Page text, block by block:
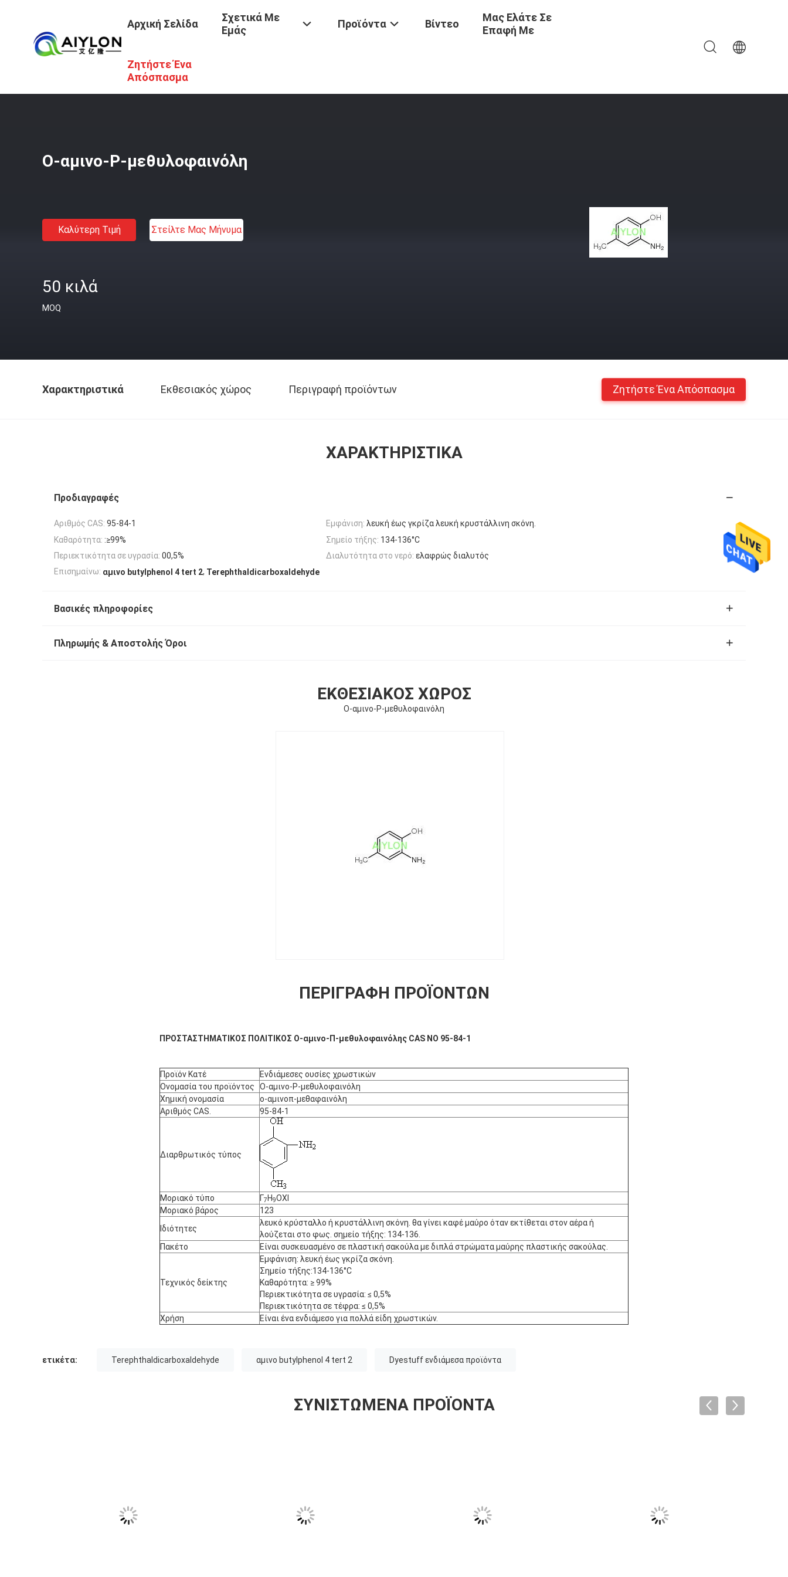
Αρχική Σελίδα
Σχετικά Με
Εμάς
Προϊόντα Βίντεο
Μας Ελάτε Σε
Επαφή Με
Ζητήστε Ένα
Απόσπασμα
Προϊόντα / Χρωστική Ουσία Ενδιάμεσα Προϊόντα
Ο-αμινο-P-μεθυλοφαινόλη
Καλύτερη Τιμή Στείλτε Μας Μήνυμα
50 κιλά
MOQ
Χαρακτηριστικά Εκθεσιακός χώρος Περιγραφή προϊόντων Ζητήστε Ένα Απόσπασμα
ΧΑΡΑΚΤΗΡΙΣΤΙΚΆ
Προδιαγραφές
Αριθμός CAS: 95-84-1 Εμφάνιση: λευκή έως γκρίζα λευκή κρυστάλλινη σκόνη.
Καθαρότητα: :≥99% Σημείο τήξης: 134-136°C
Περιεκτικότητα σε υγρασία: 00,5% Διαλυτότητα στο νερό: ελαφρώς διαλυτός
Επισημαίνω: αμινο butylphenol 4 tert 2, Terephthaldicarboxaldehyde
Βασικές πληροφορίες
Πληρωμής & Αποστολής Όροι
ΕΚΘΕΣΙΑΚΌΣ ΧΏΡΟΣ
Ο-αμινο-P-μεθυλοφαινόλη
ΠΕΡΙΓΡΑΦΉ ΠΡΟΪΌΝΤΩΝ
ΠΡΟΣΤΑΣΤΗΜΑΤΙΚΟΣ ΠΟΛΙΤΙΚΟΣ Ο-αμινο-Π-μεθυλοφαινόλης CAS NO 95-84-1
Προϊόν Κατέ
Ενδιάμεσες ουσίες χρωστικών
Ονομασία του προϊόντος
Ο-αμινο-P-μεθυλοφαινόλη
Χημική ονομασία
ο-αμινοπ-μεθαφαινόλη
Αριθμός CAS.
95-84-1
Διαρθρωτικός τύπος
Μοριακό τύπο Γ7 H9ΟΧΙ
Μοριακό βάρος
123
Ιδιότητες
λευκό κρύσταλλο ή κρυστάλλινη σκόνη. θα γίνει καφέ μαύρο όταν εκτίθεται στον αέρα ή
λούζεται στο φως. σημείο τήξης: 134-136.
Πακέτο
Είναι συσκευασμένο σε πλαστική σακούλα με διπλά στρώματα μαύρης πλαστικής σακούλας.
Τεχνικός δείκτης
Εμφάνιση: λευκή έως γκρίζα σκόνη.
Σημείο τήξης:134-136°C
Καθαρότητα: ≥ 99%
Περιεκτικότητα σε υγρασία: ≤ 0,5%
Περιεκτικότητα σε τέφρα: ≤ 0,5%
Χρήση
Είναι ένα ενδιάμεσο για πολλά είδη χρωστικών.
ετικέτα: Terephthaldicarboxaldehyde αμινο butylphenol 4 tert 2 Dyestuff ενδιάμεσα προϊόντα
ΣΥΝΙΣΤΏΜΕΝΑ ΠΡΟΪΌΝΤΑ